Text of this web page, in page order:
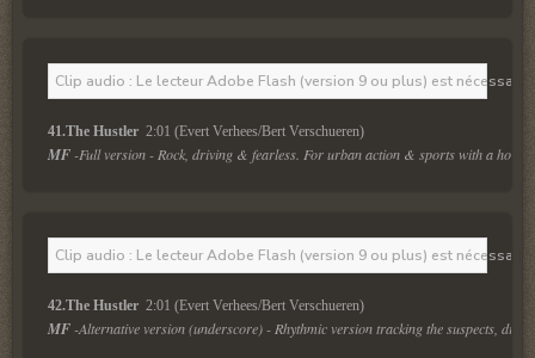
Clip audio : Le lecteur Adobe Flash (version 9 ou plus) est
41.The Hustler 2:01 (Evert Verhees/Bert Verschueren)
MF -Full version - Rock, driving & fearless. For urban action & sports with a hot
Clip audio : Le lecteur Adobe Flash (version 9 ou plus) est
42.The Hustler 2:01 (Evert Verhees/Bert Verschueren)
MF -Alternative version (underscore) - Rhythmic version tracking the suspects,